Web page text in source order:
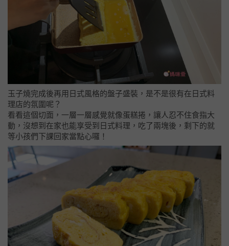
玉子燒完成後再用日式風格的盤子盛裝，是不是很有在日式料
理店的氛圍呢？
看看這個切面，一層一層感覺就像蛋糕捲，讓人忍不住食指大
動，沒想到在家也能享受到日式料理，吃了兩塊後，剩下的就
等小孩們下課回家當點心囉！